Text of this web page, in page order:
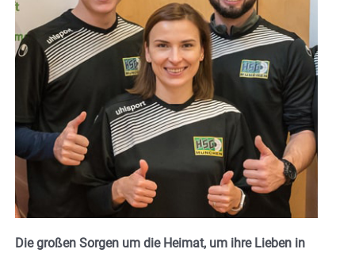
Die großen Sorgen um die Heimat, um ihre Lieben in